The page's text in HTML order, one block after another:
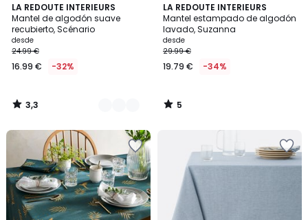
LA REDOUTE INTERIEURS
Mantel de algodón suave
recubierto, Scénario
desde
24.99 €
16.99 € -32%
3,3
/ 5
8
Colores
3,3
/
LA REDOUTE INTERIEURS
Mantel estampado de algodón
lavado, Suzanna
desde
29.99 €
19.79 € -34%
5
/
5
5
/